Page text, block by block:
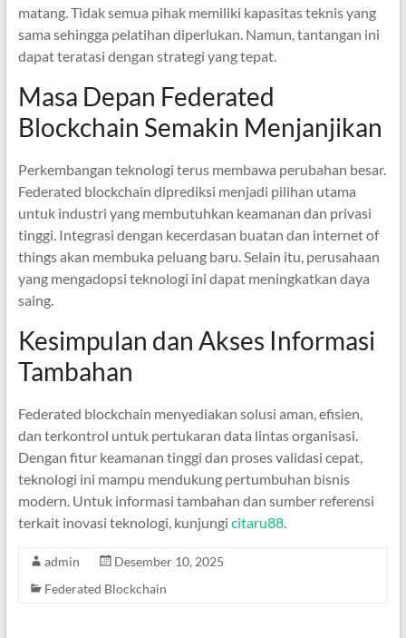
matang. Tidak semua pihak memiliki kapasitas teknis yang
sama sehingga pelatihan diperlukan. Namun, tantangan ini
dapat teratasi dengan strategi yang tepat.
Masa Depan Federated
Blockchain Semakin Menjanjikan
Perkembangan teknologi terus membawa perubahan besar.
Federated blockchain diprediksi menjadi pilihan utama
untuk industri yang membutuhkan keamanan dan privasi
tinggi. Integrasi dengan kecerdasan buatan dan internet of
things akan membuka peluang baru. Selain itu, perusahaan
yang mengadopsi teknologi ini dapat meningkatkan daya
saing.
Kesimpulan dan Akses Informasi
Tambahan
Federated blockchain menyediakan solusi aman, efisien,
dan terkontrol untuk pertukaran data lintas organisasi.
Dengan fitur keamanan tinggi dan proses validasi cepat,
teknologi ini mampu mendukung pertumbuhan bisnis
modern. Untuk informasi tambahan dan sumber referensi
terkait inovasi teknologi, kunjungi citaru88.
admin
Desember 10, 2025
Federated Blockchain